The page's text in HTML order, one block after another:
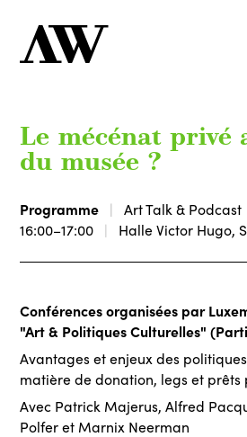
Le mécénat privé
du musée ?
Programme Art Talk & Podcast
16:00–17:00
Halle Victor Hugo,
Conférences organisées par
"Art & Politiques Culturelles"
Avantages et enjeux des
matière de donation, legs et prêts
Avec Patrick Majerus, Alfred
Polfer et Marnix Neerman